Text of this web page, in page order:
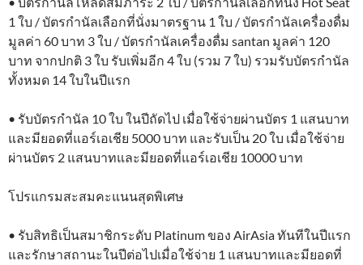
1 ใบ / บัตรกำนัลเลือกที่นั่งมาตรฐาน 1 ใบ / บัตรกำนัลเครื่องดื่ม
มูลค่า 60 บาท 3 ใบ / บัตรกำนัลเครื่องดื่ม santan มูลค่า 120
บาท จากปกติ 3 ใบ รับเพิ่มอีก 4 ใบ (รวม 7 ใบ) รวมรับบัตรกำนัล
ทั้งหมด 14 ใบในปีแรก
• รับบัตรกำนัล 10 ใบ ในปีถัดไป เมื่อใช้จ่ายผ่านบัตร 1 แสนบาท
และมียอดที่แอร์เอเชีย 5000 บาท และรับเป็น 20 ใบ เมื่อใช้จ่าย
ผ่านบัตร 2 แสนบาทและมียอดที่แอร์เอเชีย 10000 บาท
โปรแกรมสะสมคะแนนสุดพิเศษ
• รับสิทธิเป็นสมาชิกระดับ Platinum ของ AirAsia ทันทีในปีแรก
และรักษาสถานะในปีต่อไปเมื่อใช้จ่าย 1 แสนบาทและมียอดที่